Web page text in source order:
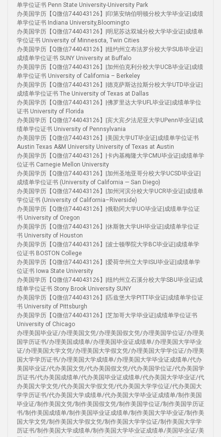
单学位证书 Penn State University-University Park
办美国学历【Q微信744043126】|印第安纳伯明顿分校大学毕业证|成绩
单学位证书 Indiana University,Bloomingto
办美国学历【Q微信744043126】|明尼苏达双城分校大学毕业证|成绩单
学位证书 University of Minnesota, Twin Cities
办美国学历【Q微信744043126】|纽约州立布法罗分校大学SUB毕业证|
成绩单学位证书 SUNY University at Buffalo
办美国学历【Q微信744043126】|加州伯克利分校大学UCB毕业证|成绩
单学位证书 University of California – Berkeley
办美国学历【Q微信744043126】|德克萨斯达拉斯分校大学UTD毕业证|
成绩单学位证书 The University of Texas at Dallas
办美国学历【Q微信744043126】|佛罗里达大学UFL毕业证|成绩单学位
证书 University of Florida
办美国学历【Q微信744043126】|宾大宾夕法尼亚大学UPenn毕业证|成
绩单学位证书 University of Pennsylvania
办美国学历【Q微信744043126】|美国大学UT毕业证|成绩单学位证书
Austin Texas A&M University University of Texas at Austin
办美国学历【Q微信744043126】|卡内基梅隆大学CMU毕业证|成绩单学
位证书 Carnegie Mellon University
办美国学历【Q微信744043126】|加州圣地亚哥分校大学UCSD毕业证|
成绩单学位证书 (University of California — San Diego)
办美国学历【Q微信744043126】|加州河滨分校大学UCR毕业证|成绩单
学位证书 (University of California–Riverside)
办美国学历【Q微信744043126】|俄勒冈大学UO毕业证|成绩单学位证
书 University of Oregon
办美国学历【Q微信744043126】|休斯敦大学UH毕业证|成绩单学位证
书 University of Houston
办美国学历【Q微信744043126】|波士顿學院大学BC毕业证|成绩单学
位证书 BOSTON College
办美国学历【Q微信744043126】|爱荷华州立大学ISU毕业证|成绩单学
位证书 Iowa State University
办美国学历【Q微信744043126】|纽约州立石溪分校大学SBU毕业证|成
绩单学位证书 Stony Brook University SUNY
办美国学历【Q微信744043126】|匹兹堡大学PITT毕业证|成绩单学位证
书 University of Pittsburgh
办美国学历【Q微信744043126】|芝加哥大学毕业证|成绩单学位证书
University of Chicago
办理美国毕业证/办理美国文凭/办理美国假文凭/办理美国学位证/办理美
国学历证书/办理美国成绩单/办理美国毕业证成绩单/办理美国大学毕业
证/办理美国大学文凭/办理美国大学假文凭/办理美国大学学位证/办理美
国大学学历证书/办理美国大学成绩单/办理美国大学毕业证成绩单/代办
美国毕业证/代办美国文凭/代办美国假文凭/代办美国学位证/代办美国学
历证书/代办美国成绩单/代办美国毕业证成绩单/代办美国大学毕业证/代
办美国大学文凭/代办美国大学假文凭/代办美国大学学位证/代办美国大
学学历证书/代办美国大学成绩单/代办美国大学毕业证成绩单/制作美国
毕业证/制作美国文凭/制作美国假文凭/制作美国学位证/制作美国学历证
书/制作美国成绩单/制作美国毕业证成绩单/制作美国大学毕业证/制作美
国大学文凭/制作美国大学假文凭/制作美国大学学位证/制作美国大学学
历证书/制作美国大学成绩单/制作美国大学毕业证成绩单/美国毕业证/美